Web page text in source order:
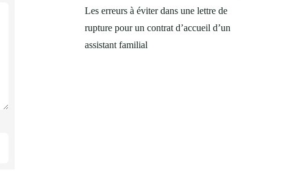
Les erreurs à éviter dans une lettre de
rupture pour un contrat d’accueil d’un
assistant familial